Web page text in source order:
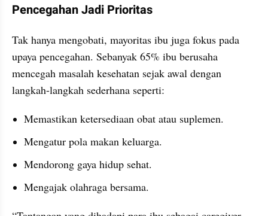
Pencegahan Jadi Prioritas
Tak hanya mengobati, mayoritas ibu juga fokus pada
upaya pencegahan. Sebanyak 65% ibu berusaha
mencegah masalah kesehatan sejak awal dengan
langkah-langkah sederhana seperti:
Memastikan ketersediaan obat atau suplemen.
Mengatur pola makan keluarga.
Mendorong gaya hidup sehat.
Mengajak olahraga bersama.